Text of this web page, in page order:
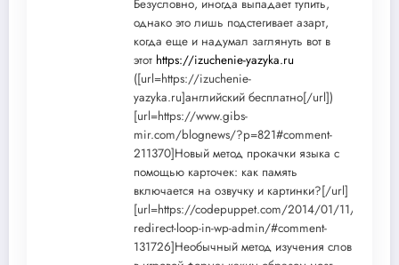
Безусловно, иногда выпадает тупить,
однако это лишь подстегивает азарт,
когда еще и надумал заглянуть вот в
этот https://izuchenie-yazyka.ru
([url=https://izuchenie-
yazyka.ru]английский бесплатно[/url])
[url=https://www.gibs-
mir.com/blognews/?p=821#comment-
211370]Новый метод прокачки языка с
помощью карточек: как память
включается на озвучку и картинки?[/url]
[url=https://codepuppet.com/2014/01/11/infinite-
redirect-loop-in-wp-admin/#comment-
131726]Необычный метод изучения слов